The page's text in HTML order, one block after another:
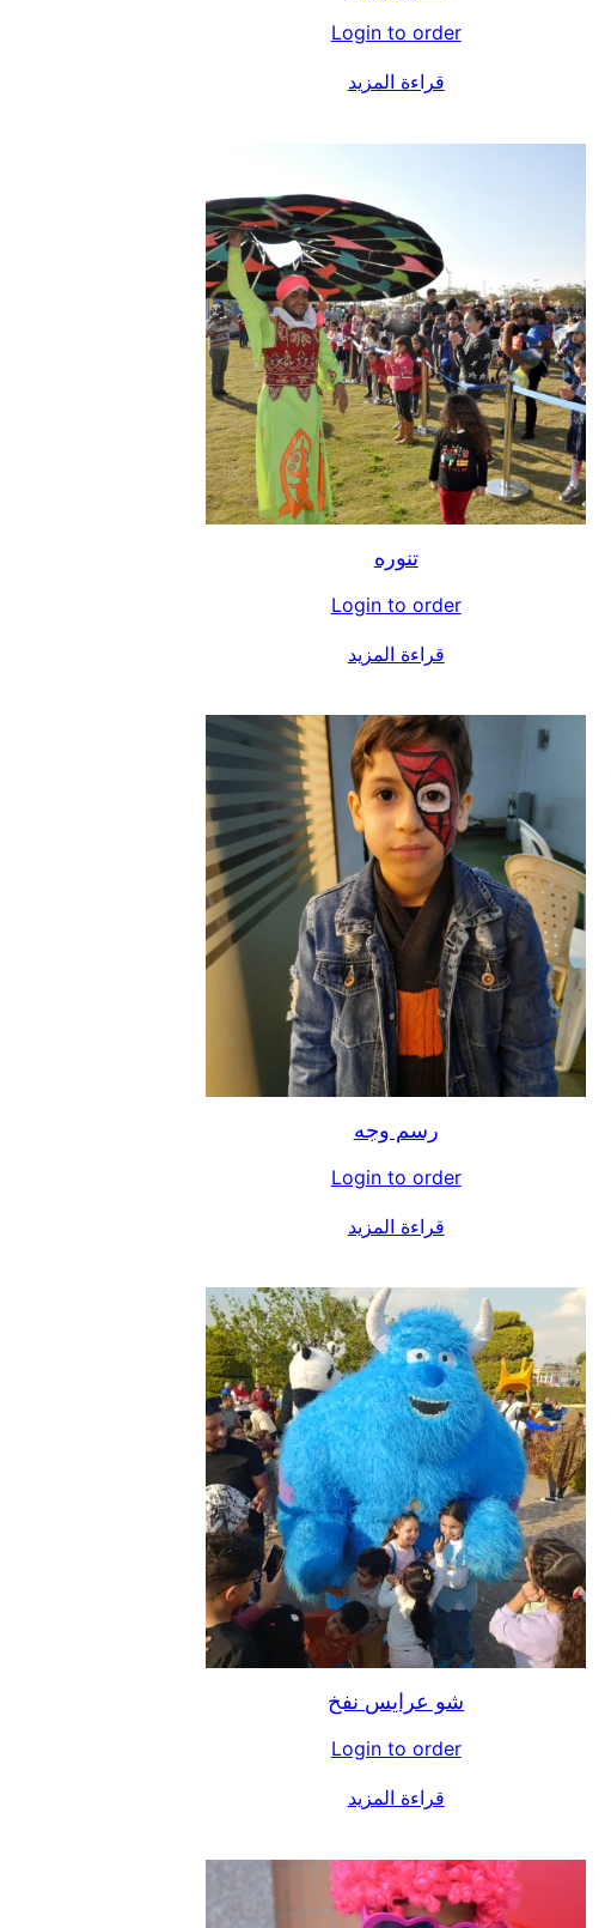
Login to order
قراءة المزيد
تنوره
Login to order
قراءة المزيد
رسم وجه
Login to order
قراءة المزيد
شو عرايس نفخ
Login to order
قراءة المزيد